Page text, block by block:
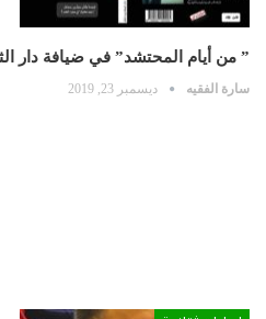
” من أيام المحتشد” في ضيافة دار
سارة الفقيه ديسمبر 23, 2019